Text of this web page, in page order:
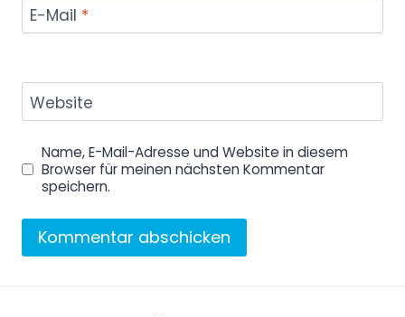
E-Mail *
Website
Name, E-Mail-Adresse und Website in diesem
Browser für meinen nächsten Kommentar
speichern.